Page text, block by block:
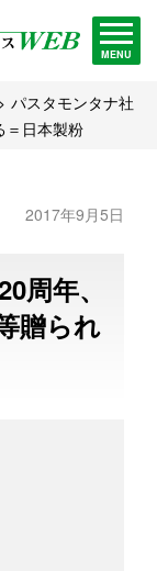
MENU
パスタモンタナ社
＝日本製粉
2017年9月5日
周年、
贈られ